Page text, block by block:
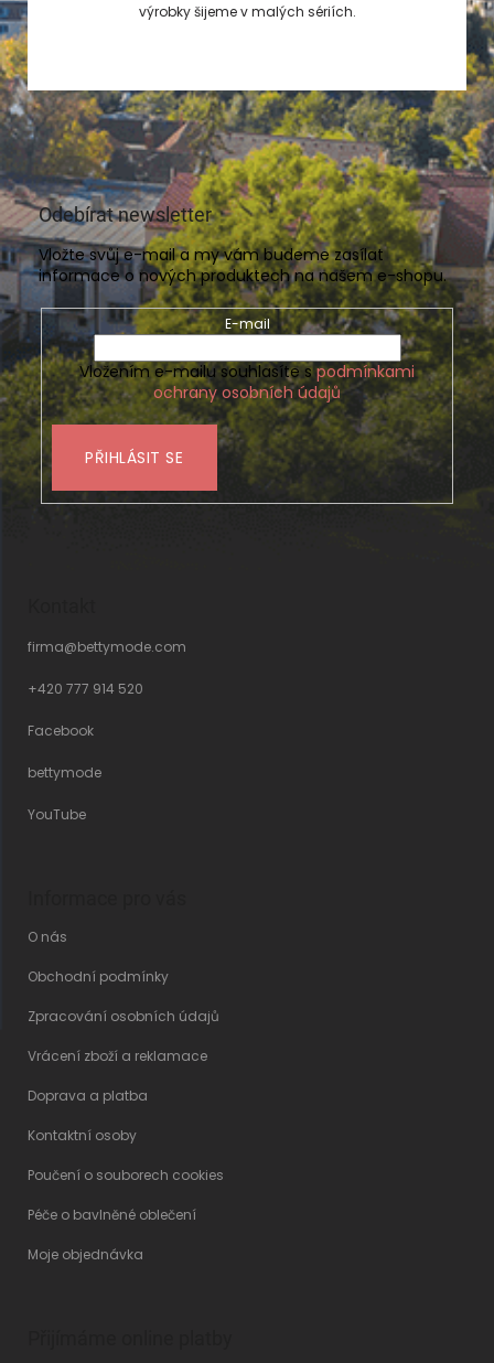
výrobky šijeme v malých sériích.
Odebírat newsletter
Vložte svůj e-mail a my vám budeme zasílat
informace o nových produktech na našem e-shopu.
E-mail
Vložením e-mailu souhlasíte spodmínkami
ochrany osobních údajů
PŘIHLÁSIT SE
firma@bettymode.com
+420 777 914 520
Facebook
bettymode
YouTube
O nás
Obchodní podmínky
Zpracování osobních údajů
Vrácení zboží a reklamace
Doprava a platba
Kontaktní osoby
Poučení o souborech cookies
Péče o bavlněné oblečení
Moje objednávka